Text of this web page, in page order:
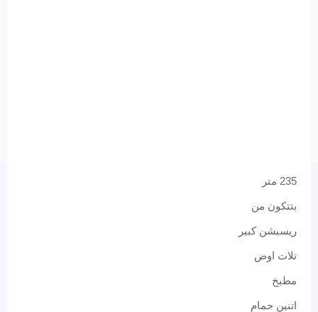
235 متر
بتتكون من
ريسبشن كبير
تلات اوض
مطبخ
اتنين حمام